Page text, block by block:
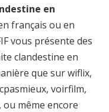
en
français ou en
vous présente des
clandestine en
que sur wiflix,
voirfilm,
même encore